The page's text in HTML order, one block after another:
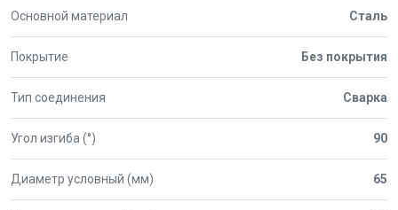
Основной материал Сталь
Покрытие Без покрытия
Тип соединения Сварка
Угол изгиба (°) 90
Диаметр условный (мм) 65